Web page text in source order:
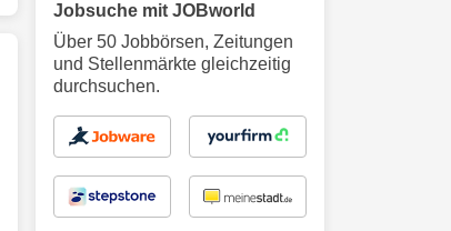
Jobsuche mit JOBworld
Über 50 Jobbörsen, Zeitungen
und Stellenmärkte gleichzeitig
durchsuchen.